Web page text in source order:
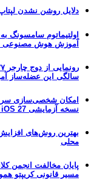
دلایل روشن نشدن
اولتیماتوم سامسونگ
آموزش هوش مصنوعی
سالگی این عضله‌ساز
امکان شخصی‌سازی
نسخه آزمایشی iOS 27 فراهم شد
بهترین روش‌های
محلی
مسیر قانونی کریپتو